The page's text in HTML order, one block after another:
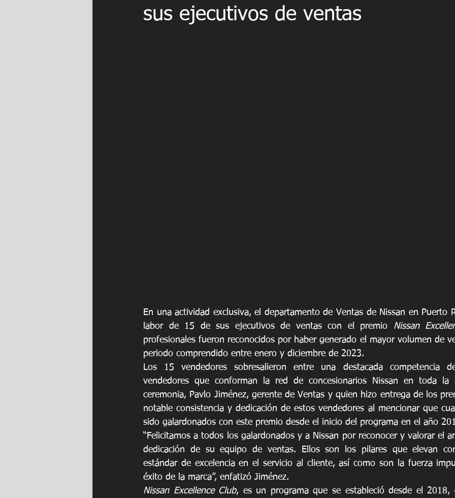
sus ejecutivos de ventas
En una actividad exclusiva, el departamento de Ventas de Nissan en Puerto
labor de 15 de sus ejecutivos de ventas con el premio Nissan
profesionales fueron reconocidos por haber generado el mayor volumen de
periodo comprendido entre enero y diciembre de 2023.
Los 15 vendedores sobresalieron entre una destacada competencia
vendedores que conforman la red de concesionarios Nissan en toda la
ceremonia, Pavlo Jiménez, gerente de Ventas y quien hizo entrega de los
notable consistencia y dedicación de estos vendedores al mencionar que
sido galardonados con este premio desde el inicio del programa en el año
“Felicitamos a todos los galardonados y a Nissan por reconocer y valorar el
dedicación de su equipo de ventas. Ellos son los pilares que elevan
estándar de excelencia en el servicio al cliente, así como son la fuerza
éxito de la marca”, enfatizó Jiménez.
Nissan Excellence Club, es un programa que se estableció desde el 2018,